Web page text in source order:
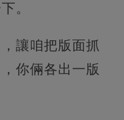
。
讓咱把版面抓
你倆各出一版